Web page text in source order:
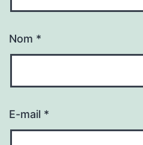
Nom *
E-mail *